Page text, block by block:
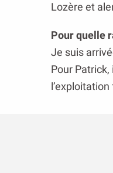
Lozère et
Pour quelle
Je suis
Pour